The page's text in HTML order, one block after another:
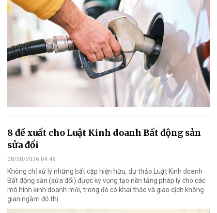
8 đề xuất cho Luật Kinh doanh Bất động sản
sửa đổi
08/08/2026 04:49
Không chỉ xử lý những bất cập hiện hữu, dự thảo Luật Kinh doanh
Bất động sản (sửa đổi) được kỳ vọng tạo nền tảng pháp lý cho các
mô hình kinh doanh mới, trong đó có khai thác và giao dịch không
gian ngầm đô thị.